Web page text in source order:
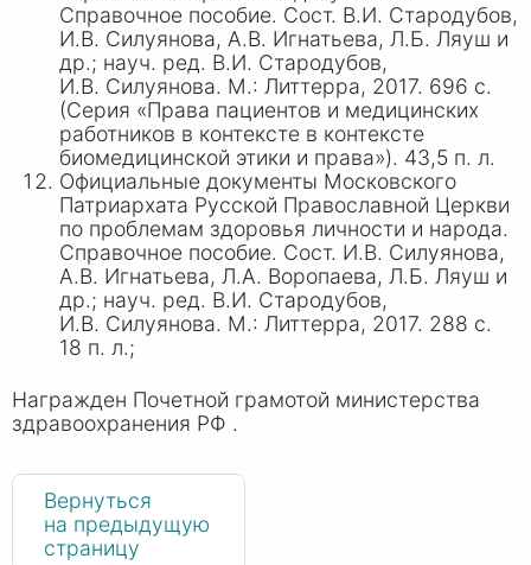
Справочное пособие. Сост. В.И. Стародубов,
И.В. Силуянова, А.В. Игнатьева, Л.Б. Ляуш и
др.; науч. ред. В.И. Стародубов,
И.В. Силуянова. М.: Литтерра, 2017. 696 с.
(Серия «Права пациентов и медицинских
работников в контексте в контексте
биомедицинской этики и права»). 43,5 п. л.
Официальные документы Московского
Патриархата Русской Православной Церкви
по проблемам здоровья личности и народа.
Справочное пособие. Сост. И.В. Силуянова,
А.В. Игнатьева, Л.А. Воропаева, Л.Б. Ляуш и
др.; науч. ред. В.И. Стародубов,
И.В. Силуянова. М.: Литтерра, 2017. 288 с.
18 п. л.;
Награжден Почетной грамотой министерства
здравоохранения РФ .
Вернуться
на предыдущую
страницу